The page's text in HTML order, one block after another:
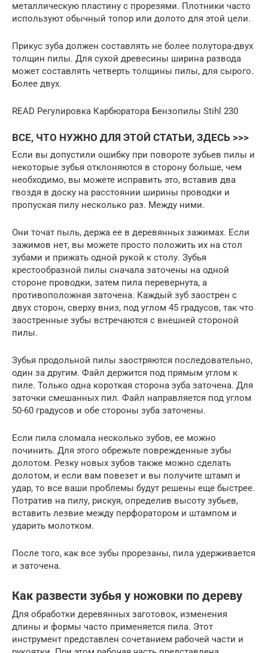
металлическую пластину с прорезями. Плотники часто
используют обычный топор или долото для этой цели.
Прикус зуба должен составлять не более полутора-двух
толщин пилы. Для сухой древесины ширина развода
может составлять четверть толщины пилы, для сырого.
Более двух.
READ Регулировка Карбюратора Бензопилы Stihl 230
ВСЕ, ЧТО НУЖНО ДЛЯ ЭТОЙ СТАТЬИ, ЗДЕСЬ >>>
Если вы допустили ошибку при повороте зубьев пилы и
некоторые зубья отклоняются в сторону больше, чем
необходимо, вы можете исправить это, вставив два
гвоздя в доску на расстоянии ширины проводки и
пропуская пилу несколько раз. Между ними.
Они точат пыль, держа ее в деревянных зажимах. Если
зажимов нет, вы можете просто положить их на стол
зубами и прижать одной рукой к столу. Зубья
крестообразной пилы сначала заточены на одной
стороне проводки, затем пила перевернута, а
противоположная заточена. Каждый зуб заострен с
двух сторон, сверху вниз, под углом 45 градусов, так что
заостренные зубы встречаются с внешней стороной
пилы.
Зубья продольной пилы заостряются последовательно,
один за другим. Файл держится под прямым углом к ​​
пиле. Только одна короткая сторона зуба заточена. Для
заточки смешанных пил. Файл направляется под углом
50-60 градусов и обе стороны зуба заточены.
Если пила сломала несколько зубов, ее можно
починить. Для этого обрежьте поврежденные зубы
долотом. Резку новых зубов также можно сделать
долотом, и если вам повезет и вы получите штамп и
удар, то все ваши проблемы будут решены еще быстрее.
Потратив на пилу, рискуя, определив высоту зубьев,
вставить лезвие между перфоратором и штампом и
ударить молотком.
После того, как все зубы прорезаны, пила удерживается
и заточена.
Как развести зубья у ножовки по дереву
Для обработки деревянных заготовок, изменения
длины и формы часто применяется пила. Этот
инструмент представлен сочетанием рабочей части и